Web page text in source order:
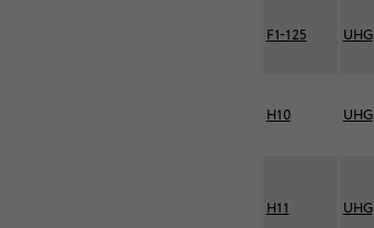
F1-125 UHG
H10 UHG
H11 UHG